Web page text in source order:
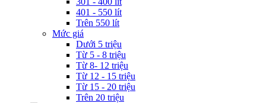
401 - 550 lít
Trên 550 lít
Mức giá
Dưới 5 triệu
Từ 5 - 8 triệu
Từ 8- 12 triệu
Từ 12 - 15 triệu
Từ 15 - 20 triệu
Trên 20 triệu